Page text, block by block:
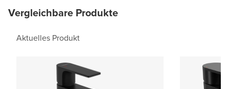
Vergleichbare Produkte
Aktuelles Produkt